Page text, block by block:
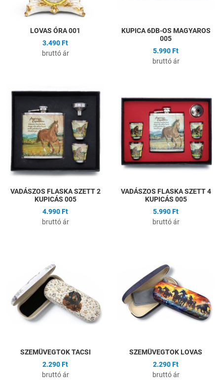
LOVAS ÓRA 001
3.490 Ft
bruttó ár
KUPICA 6DB-OS MAGYAROS
005
5.990 Ft
bruttó ár
Összehasonlítás
Gyors nézet
VADÁSZOS FLASKA SZETT 2
KUPICÁS 005
4.990 Ft
bruttó ár
VADÁSZOS FLASKA SZETT 4
KUPICÁS 005
5.990 Ft
bruttó ár
Összehasonlítás
Gyors nézet
SZEMÜVEGTOK TACSI
2.290 Ft
bruttó ár
SZEMÜVEGTOK LOVAS
2.290 Ft
bruttó ár